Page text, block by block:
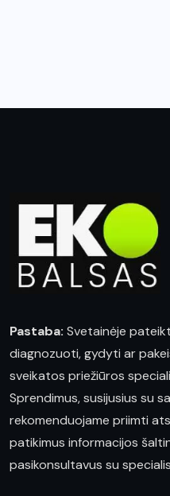
Pastaba: Svetainėje
diagnozuoti, gydyti ar
sveikatos priežiūros
Sprendimus, susijusius su
rekomenduojame priimti
patikimus informacijos
pasikonsultavus su